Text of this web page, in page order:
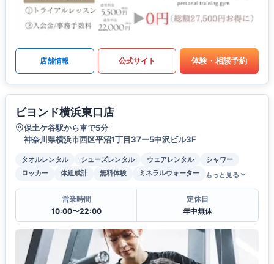
店舗情報 公式サイト 体験・相談予約
ビヨンド横浜東口店
保土ケ谷駅から車で5分
神奈川県横浜市西区平沼1丁目37ー5中沢ビル3F
タオルレンタル シューズレンタル ウェアレンタル
シャワー
ロッカー
体組成計 無料体験 ミネラルウォーター もっと見る
営業時間
10:00〜22:00
定休日
年中無休